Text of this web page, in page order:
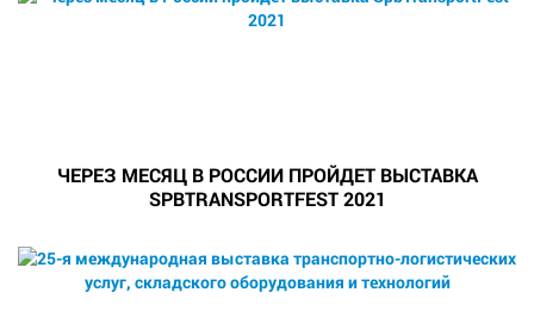
ЧЕРЕЗ МЕСЯЦ В РОССИИ ПРОЙДЕТ ВЫСТАВКА
SPBTRANSPORTFEST 2021